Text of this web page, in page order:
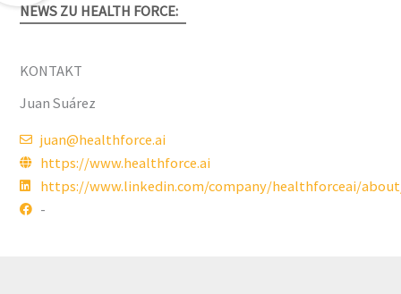
NEWS ZU HEALTH FORCE:
KONTAKT
Juan Suárez
juan@healthforce.ai
https://www.healthforce.ai
https://www.linkedin.com/company/healthforceai/
-